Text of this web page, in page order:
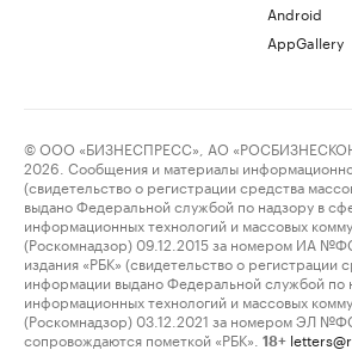
Android
AppGallery
© ООО «БИЗНЕСПРЕСС», АО
2026. Сообщения и материалы
(свидетельство о регистрации средства
выдано Федеральной службой по надзору в
информационных технологий и массовых
(Роскомнадзор) 09.12.2015 за номером ИА
издания «РБК» (свидетельство о регистрации
информации выдано Федеральной службой по
информационных технологий и массовых
(Роскомнадзор) 03.12.2021 за номером ЭЛ
сопровождаются пометкой «РБК».
18+